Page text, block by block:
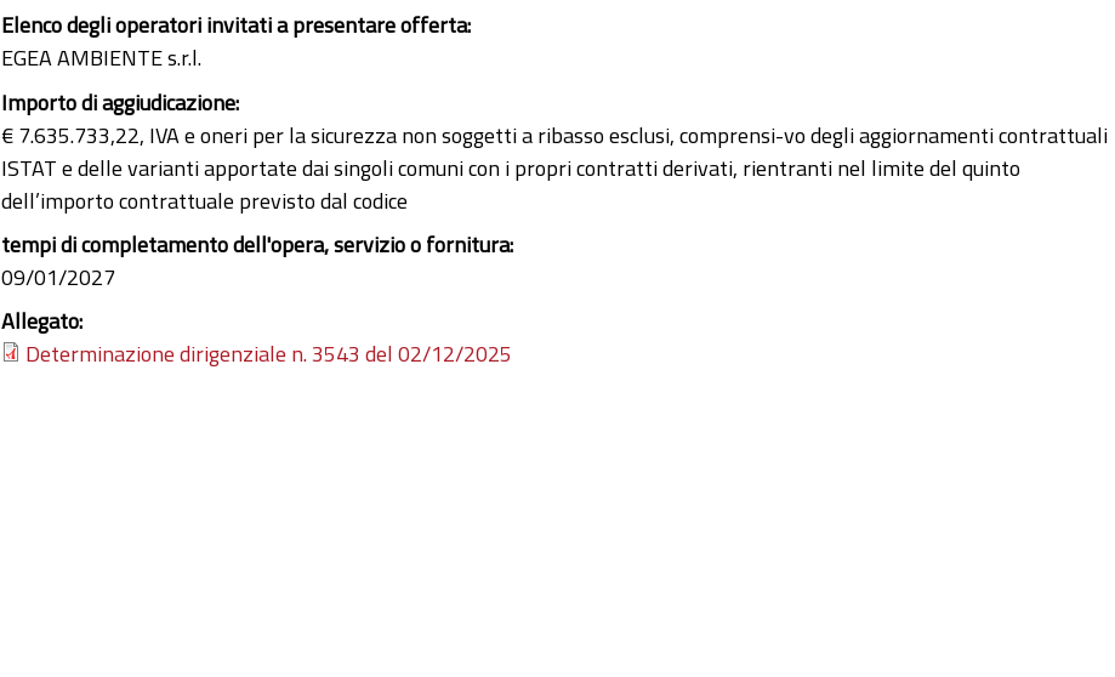
Elenco degli operatori invitati a presentare offerta:
EGEA AMBIENTE s.r.l.
Importo di aggiudicazione:
€ 7.635.733,22, IVA e oneri per la sicurezza non soggetti a ribasso esclusi, comprensi-vo degli aggiornamenti contrattuali
ISTAT e delle varianti apportate dai singoli comuni con i propri contratti derivati, rientranti nel limite del quinto
dell’importo contrattuale previsto dal codice
tempi di completamento dell'opera, servizio o fornitura:
09/01/2027
Allegato:
Determinazione dirigenziale n. 3543 del 02/12/2025